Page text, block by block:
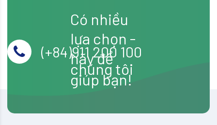
Có nhiều
lựa chọn -
hãy để
chúng tôi
giúp bạn!
(+84)911 200 100